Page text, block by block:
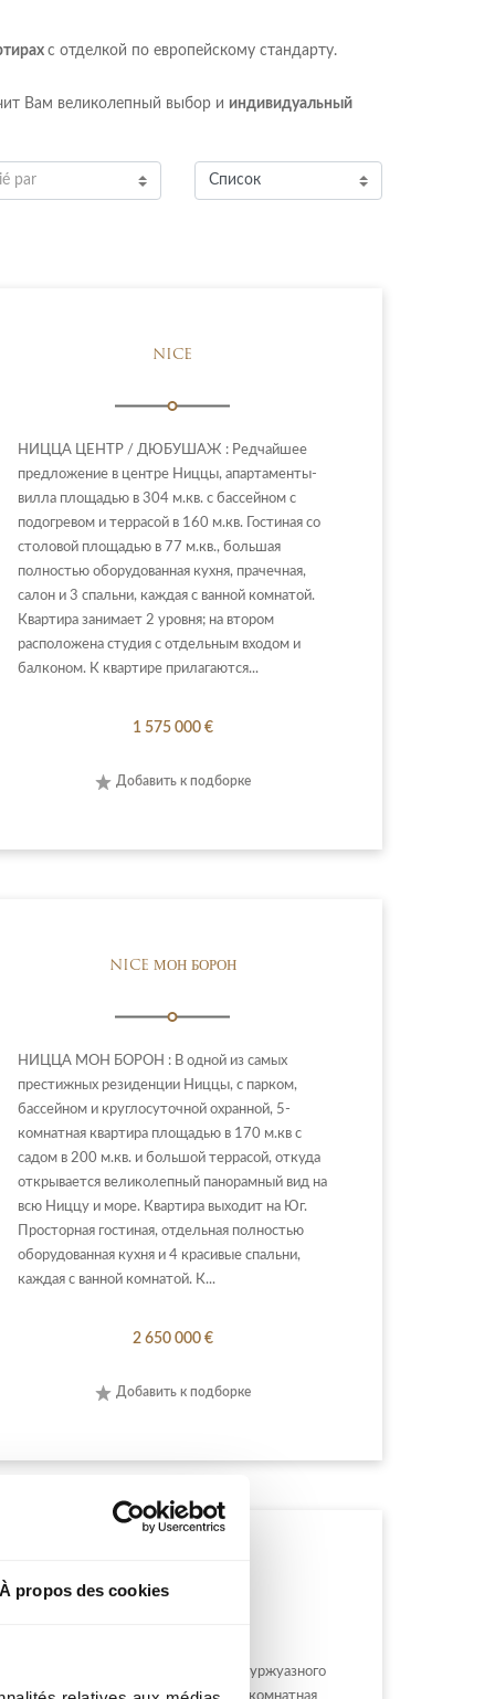
À propos des cookies
с отделкой по европейскому стандарту.
Вам великолепный выбор и индивидуальный
par Список
NICE
НИЦЦА ЦЕНТР / ДЮБУШАЖ : Редчайшее
предложение в центре Ниццы, апартаменты-
вилла площадью в 304 м.кв. с бассейном с
подогревом и террасой в 160 м.кв. Гостиная со
столовой площадью в 77 м.кв., большая
полностью оборудованная кухня, прачечная,
салон и 3 спальни, каждая с ванной комнатой.
Квартира занимает 2 уровня; на втором
расположена студия с отдельным входом и
балконом. К квартире прилагаются...
1 575 000 €
Добавить к подборке
NICE МОН БОРОН
НИЦЦА МОН БОРОН : В одной из самых
престижных резиденции Ниццы, с парком,
бассейном и круглосуточной охранной, 5-
комнатная квартира площадью в 170 м.кв с
садом в 200 м.кв. и большой террасой, откуда
открывается великолепный панорамный вид на
всю Ниццу и море. Квартира выходит на Юг.
Просторная гостиная, отдельная полностью
оборудованная кухня и 4 красивые спальни,
каждая с ванной комнатой. К...
2 650 000 €
Добавить к подборке
НИЦЦА ХОЛМЫ / ГЕРО : В доме буржуазного